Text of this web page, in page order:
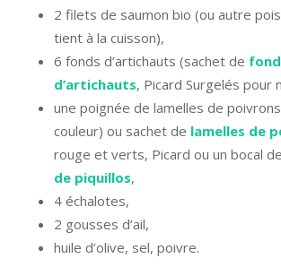
2 filets de saumon bio (ou autre
tient à la cuisson),
6 fonds d’artichauts (sachet de
d’artichauts, Picard Surgelés pour
une poignée de lamelles de
couleur) ou sachet de lamelles de
rouge et verts, Picard ou un bocal de
de piquillos,
4 échalotes,
2 gousses d’ail,
huile d’olive, sel, poivre.